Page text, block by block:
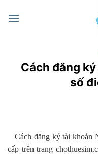
đến
Cách đăng
số
Cách đăng ký tài khoản
cấp trên trang